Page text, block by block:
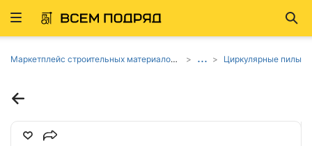
Развернуть
Маркетплейс строительных материалов и товаров ... Циркулярные пилы